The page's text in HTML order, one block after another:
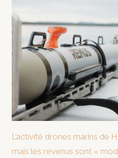
L’activité drones marins de
mais les revenus sont «